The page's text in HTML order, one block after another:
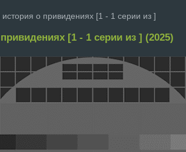
история о привидениях [1 - 1 серии из ]
[1 - 1 серии из ] (2025)